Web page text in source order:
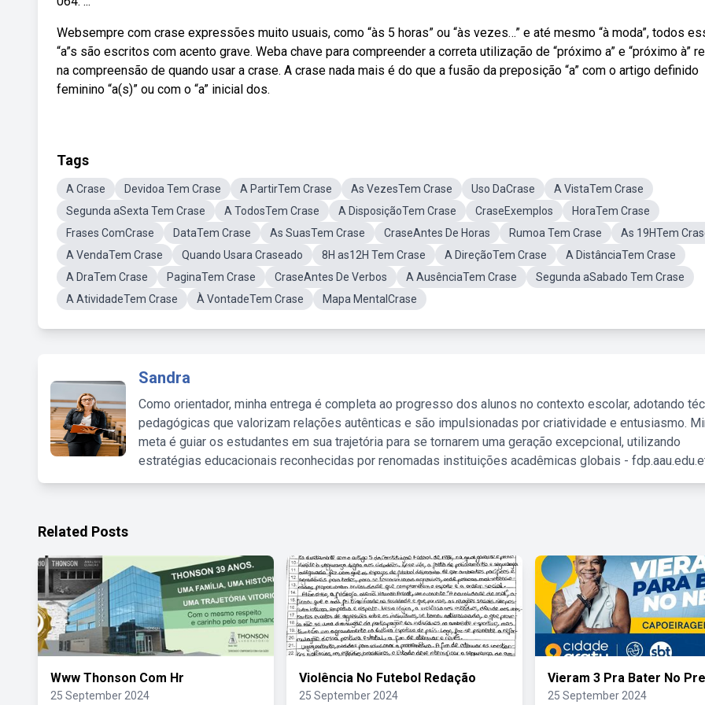
Websempre com crase expressões muito usuais, como “às 5 horas” ou “às vezes…” e até mesmo “à moda”, todos
“a”s são escritos com acento grave. Weba chave para compreender a correta utilização de “próximo a” e “próximo à”
na compreensão de quando usar a crase. A crase nada mais é do que a fusão da preposição “a” com o artigo definido
feminino “a(s)” ou com o “a” inicial dos.
Tags
A Crase Devidoa Tem Crase A PartirTem Crase As VezesTem Crase Uso DaCrase
A VistaTem Crase
Segunda aSexta Tem Crase
A TodosTem Crase A DisposiçãoTem Crase CraseExemplos
HoraTem Crase
Frases ComCrase
DataTem Crase As SuasTem Crase CraseAntes De Horas Rumoa Tem Crase
As 19HTem
A VendaTem Crase
Quando Usara Craseado 8H as12H Tem Crase A DireçãoTem Crase
A DistânciaTem Crase
A DraTem Crase
PaginaTem Crase CraseAntes De Verbos A AusênciaTem Crase
Segunda aSabado Tem Crase
A AtividadeTem Crase
À VontadeTem Crase Mapa MentalCrase
Sandra
Como orientador, minha entrega é completa ao progresso dos alunos no contexto escolar, adotando
pedagógicas que valorizam relações autênticas e são impulsionadas por criatividade e entusiasmo.
meta é guiar os estudantes em sua trajetória para se tornarem uma geração excepcional, utilizando
estratégias educacionais reconhecidas por renomadas instituições acadêmicas globais -
Related Posts
Www Thonson Com Hr
25 September 2024
Violência No Futebol Redação
25 September 2024
Vieram 3 Pra Bater No
25 September 2024